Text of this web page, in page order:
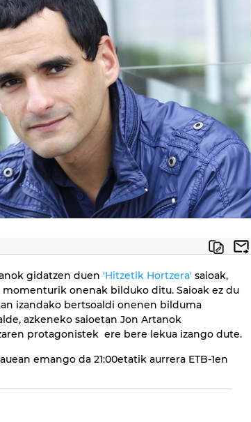
gidatzen duen 'Hitzetik Hortzera' saioak,
momenturik onenak bilduko ditu. Saioak ez du
izandako bertsoaldi onenen bilduma
azkeneko saioetan Jon Artanok
protagonistek ere bere lekua izango dute.
emango da 21:00etatik aurrera ETB-1en